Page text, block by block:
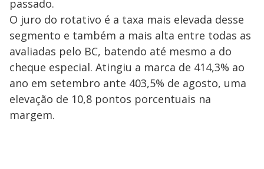
passado.
O juro do rotativo é a taxa mais elevada desse
segmento e também a mais alta entre todas as
avaliadas pelo BC, batendo até mesmo a do
cheque especial. Atingiu a marca de 414,3% ao
ano em setembro ante 403,5% de agosto, uma
elevação de 10,8 pontos porcentuais na
margem.